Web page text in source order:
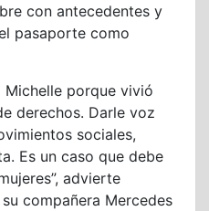
con antecedentes y
pasaporte como
Michelle porque vivió
derechos. Darle voz
sociales,
Es un caso que debe
advierte
compañera Mercedes